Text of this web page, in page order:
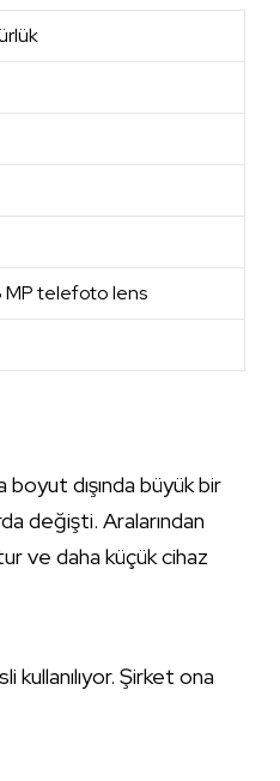
MP telefoto lens
boyut dışında büyük bir
değişti. Aralarından
ve daha küçük cihaz
kullanılıyor. Şirket ona